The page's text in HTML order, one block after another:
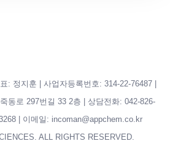
: 정지훈 | 사업자등록번호: 314-22-76487 |
동로 297번길 33 2층 | 상담전화: 042-826-
| 이메일: incoman@appchem.co.kr
ALL RIGHTS RESERVED.